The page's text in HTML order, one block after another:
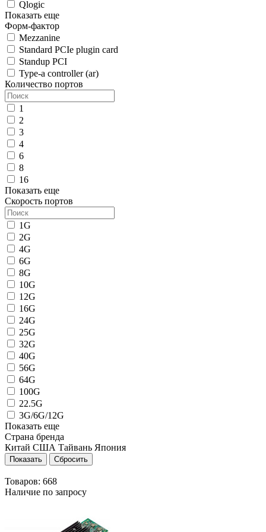
Qlogic
Показать еще
Форм-фактор
Mezzanine
Standard PCIe plugin card
Standup PCI
Type-a controller (ar)
Количество портов
1
2
3
4
6
8
16
Показать еще
Скорость портов
1G
2G
4G
6G
8G
10G
12G
16G
24G
25G
32G
40G
56G
64G
100G
22.5G
3G/6G/12G
Показать еще
Страна бренда
Китай США Тайвань Япония
Товаров: 668
Наличие по запросу